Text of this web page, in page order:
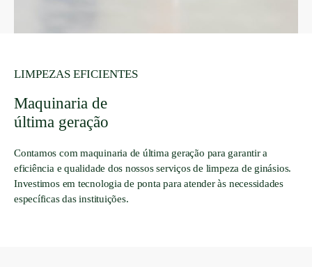
LIMPEZAS EFICIENTES
Maquinaria de
última geração
Contamos com maquinaria de última geração para garantir a
eficiência e qualidade dos nossos serviços de limpeza de ginásios.
Investimos em tecnologia de ponta para atender às necessidades
específicas das instituições.